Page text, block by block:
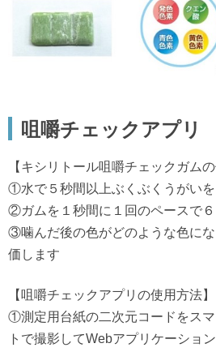
咀嚼チェックアプリ
【キシリトール咀嚼チェックガムの
①水で５秒間以上ぶくぶくうがい
②ガムを１秒間に１回のペースで
③噛んだ後の色がどのような色に
価します
【咀嚼チェックアプリの使用方法】
①測定用台紙の二次元コードをス
トで撮影してWebアプリケーショ